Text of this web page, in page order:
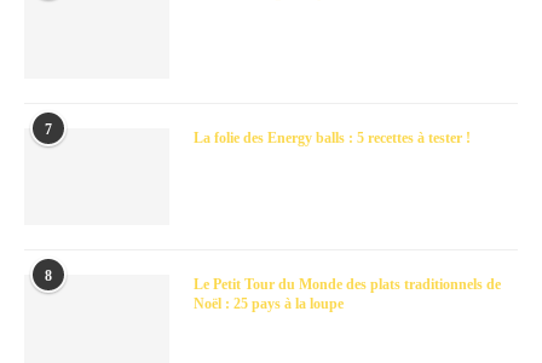
7 La folie des Energy balls : 5 recettes à tester !
8
Le Petit Tour du Monde des plats traditionnels de
Noël : 25 pays à la loupe